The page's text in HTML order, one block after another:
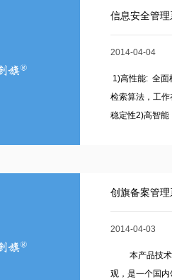
信息安全管
2014-04-04
1)高性能: 全面
检索算法，工
稳定性2)高智能
创旗备案管
2014-04-03
本产品技术先
观，是一个国